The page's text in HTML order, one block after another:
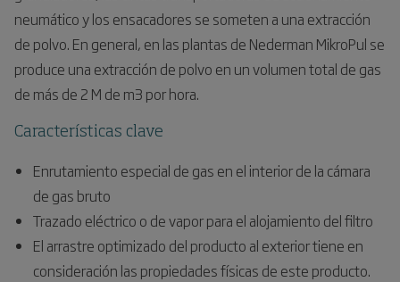
neumático y los ensacadores se someten a una extracción
de polvo. En general, en las plantas de Nederman MikroPul se
produce una extracción de polvo en un volumen total de gas
de más de 2 M de m3 por hora.
Características clave
Enrutamiento especial de gas en el interior de la cámara
de gas bruto
Trazado eléctrico o de vapor para el alojamiento del filtro
El arrastre optimizado del producto al exterior tiene en
consideración las propiedades físicas de este producto.